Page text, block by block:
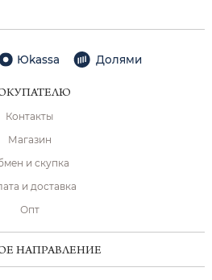
Юkassa Долями
Контакты
Магазин
и скупка
и доставка
Опт
НАПРАВЛЕНИЕ